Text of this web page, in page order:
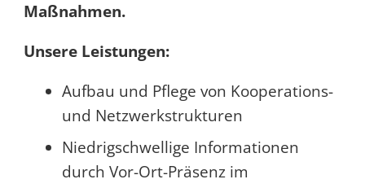
Maßnahmen.
Unsere Leistungen:
Aufbau und Pflege von Kooperations-
und Netzwerkstrukturen
Niedrigschwellige Informationen
durch Vor-Ort-Präsenz im